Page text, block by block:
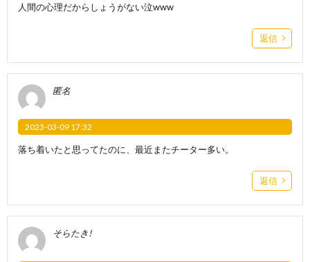
人間の心理だからしょうがない泣www
返信
匿名
2023-03-09 17:32
落ち着いたと思ってたのに、最近またチーター多い。
返信
そらたき!